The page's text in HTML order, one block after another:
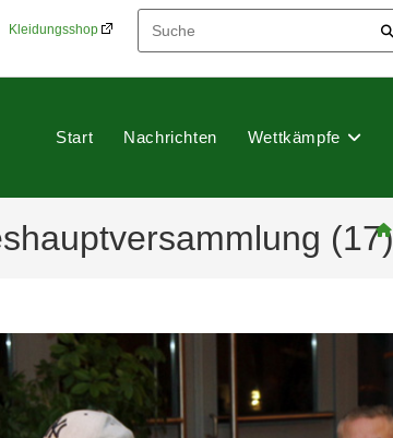
Kleidungsshop
Start Nachrichten Wettkämpfe
(17)